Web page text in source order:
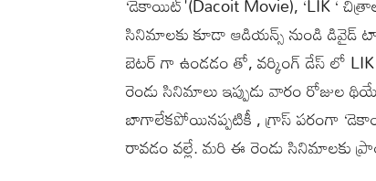
సినిమాలకు కూడా ఆడియన్స్ నుండి డివైడ్
బెటర్ గా ఉండడం తో, వర్కింగ్ డేస్ లో
రెండు సినిమాలు ఇప్పుడు వారం రోజుల
బాగాలేకపోయినప్పటికీ , గ్రాస్ పరంగా
రావడం వల్లే. మరి ఈ రెండు సినిమాలకు